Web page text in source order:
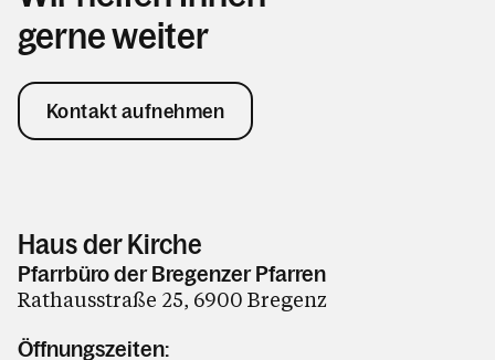
gerne weiter
Kontakt aufnehmen
Haus der Kirche
Pfarrbüro der Bregenzer Pfarren
Rathausstraße 25, 6900 Bregenz
Öffnungszeiten: